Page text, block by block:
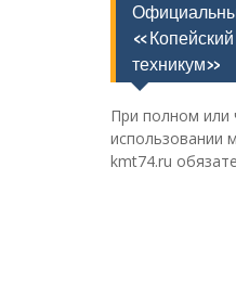
техникум»
При полном или
использовании
kmt74.ru